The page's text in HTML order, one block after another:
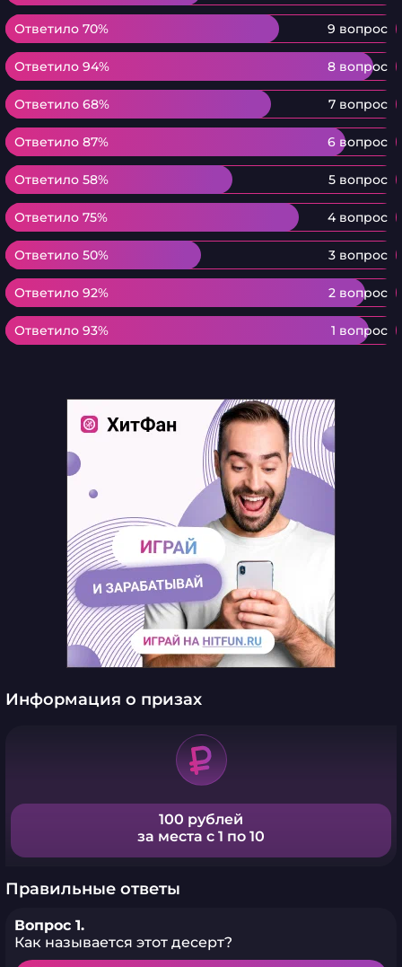
Ответило 70% 9 вопрос
Ответило 70%
Ответило 94% 8 вопрос
Ответило 94%
Ответило 68% 7 вопрос
Ответило 68%
Ответило 87% 6 вопрос
Ответило 87%
Ответило 58% 5 вопрос
Ответило 58%
Ответило 75% 4 вопрос
Ответило 75%
Ответило 50% 3 вопрос
Ответило 50%
Ответило 92% 2 вопрос
Ответило 92%
Ответило 93% 1 вопрос
Ответило 93%
Информация о призах
100 рублей
за места с 1 по 10
Правильные ответы
Вопрос 1.
Как называется этот десерт?